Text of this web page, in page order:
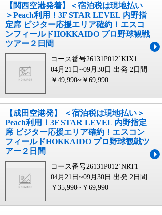
【関西空港発着】＜宿泊税は現地払い
＞Peach利用！3F STAR LEVEL 内野指
定席 ビジター応援エリア確約！エスコ
ンフィールドHOKKAIDO プロ野球観戦
ツアー２日間
コース番号26131P012`KIX1
04月21日~09月30日 出発 2日間
￥49,990~￥69,990
【成田空港発】 ＜宿泊税は現地払い＞
Peach利用！3F STAR LEVEL 内野指定
席 ビジター応援エリア確約！エスコン
フィールドHOKKAIDO プロ野球観戦ツ
アー２日間
コース番号26131P012`NRT1
04月21日~09月30日 出発 2日間
￥35,990~￥69,990